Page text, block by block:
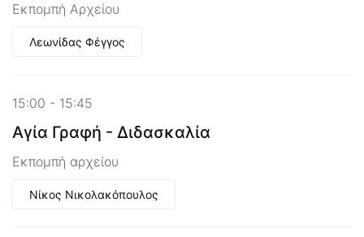
Εκπομπή Αρχείου
Λεωνίδας Φέγγος
15:00 - 15:45
Αγία Γραφή - Διδασκαλία
Εκπομπή αρχείου
Νίκος Νικολακόπουλος